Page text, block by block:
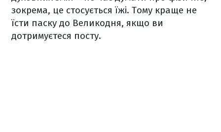
зокрема, це стосується їжі. Тому краще не
їсти паску до Великодня, якщо ви
дотримуєтеся посту.